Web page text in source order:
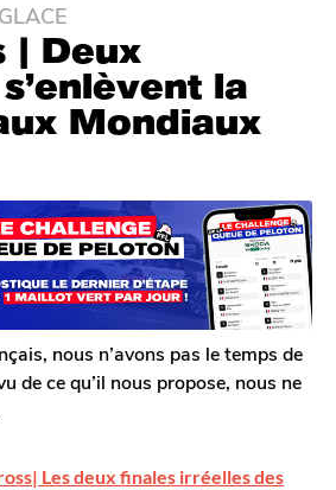
| Deux
la
Mondiaux
nous n’avons pas le temps de
de ce qu’il nous propose, nous ne
Les deux finales irréelles des